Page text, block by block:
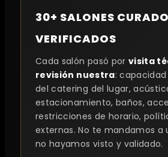
30+ SALONES
VERIFICADOS
Cada salón pasó por visita
revisión nuestra:
del catering del lugar,
estacionamiento, baños,
restricciones de horario,
externas. No te mandamos a
no hayamos visto y validado.